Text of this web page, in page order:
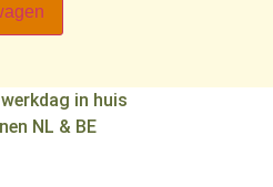
in huis
NL & BE